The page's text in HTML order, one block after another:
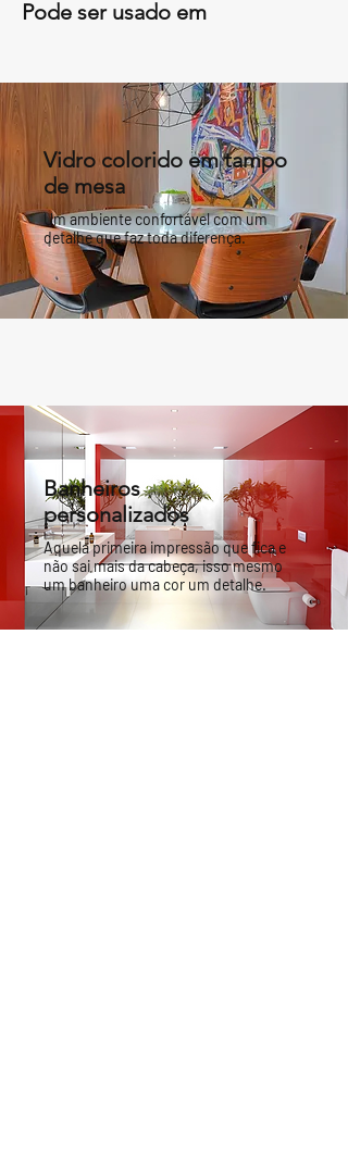
Pode ser usado em
Vidro colorido em tampo
de mesa
Um ambiente confortável com um
detalhe que faz toda diferença.
Banheiros
personalizados
Aquela primeira impressão que fica e
não sai mais da cabeça, isso mesmo
um banheiro uma cor um detalhe.